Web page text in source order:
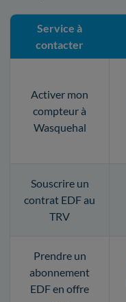
Service à
contacter
Activer mon
compteur à
Wasquehal
Souscrire un
contrat EDF au
TRV
Prendre un
abonnement
EDF en offre